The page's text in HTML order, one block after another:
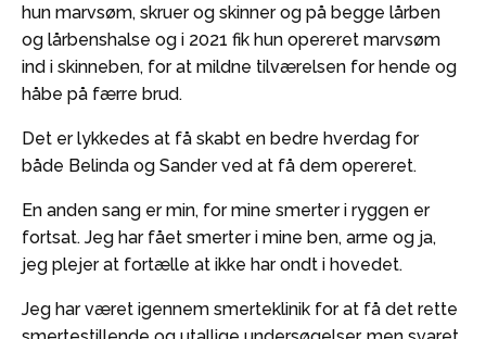
hun marvsøm, skruer og skinner og på begge lårben
og lårbenshalse og i 2021 fik hun opereret marvsøm
ind i skinneben, for at mildne tilværelsen for hende og
håbe på færre brud.
Det er lykkedes at få skabt en bedre hverdag for
både Belinda og Sander ved at få dem opereret.
En anden sang er min, for mine smerter i ryggen er
fortsat. Jeg har fået smerter i mine ben, arme og ja,
jeg plejer at fortælle at ikke har ondt i hovedet.
Jeg har været igennem smerteklinik for at få det rette